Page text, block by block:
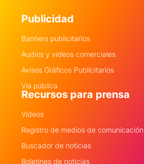
Publicidad
Banners publicitarios
Audios y videos comerciales
Avisos Gráficos Publicitarios
Via pública
Recursos para prensa
Videos
Registro de medios de comunicación
Buscador de noticias
Boletines de noticias